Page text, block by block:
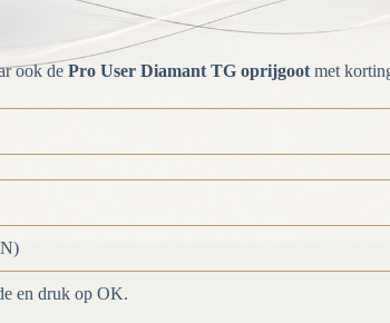
ook de Pro User Diamant TG oprijgoot met
en druk op OK.